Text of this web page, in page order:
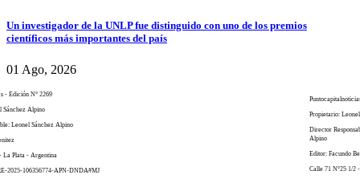
Un investigador de la UNLP fue distinguido con uno de los premios
científicos más importantes del país
01 Ago, 2026
- Edición N° 2269
Sánchez Alpino
Leonel Sánchez Alpino
La Plata - Argentina
2025-106356774-APN-DNDA#MJ
Propietario:
Director
Alpino
Editor: Facundo
Calle 71 N°25 1/2